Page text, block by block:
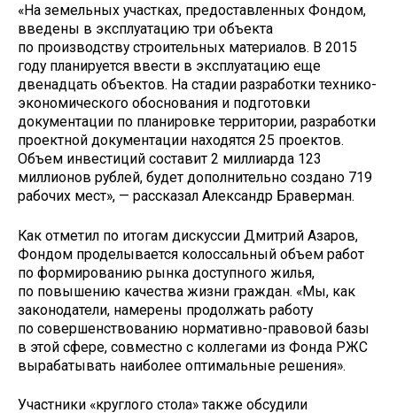
«На земельных участках, предоставленных Фондом,
введены в эксплуатацию три объекта
по производству строительных материалов. В 2015
году планируется ввести в эксплуатацию еще
двенадцать объектов. На стадии разработки технико-
экономического обоснования и подготовки
документации по планировке территории, разработки
проектной документации находятся 25 проектов.
Объем инвестиций составит 2 миллиарда 123
миллионов рублей, будет дополнительно создано 719
рабочих мест», — рассказал Александр Браверман.
Как отметил по итогам дискуссии Дмитрий Азаров,
Фондом проделывается колоссальный объем работ
по формированию рынка доступного жилья,
по повышению качества жизни граждан. «Мы, как
законодатели, намерены продолжать работу
по совершенствованию нормативно-правовой базы
в этой сфере, совместно с коллегами из Фонда РЖС
вырабатывать наиболее оптимальные решения».
Участники «круглого стола» также обсудили